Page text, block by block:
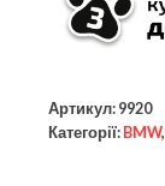
Артикул: 9920
Категорії: BMW,